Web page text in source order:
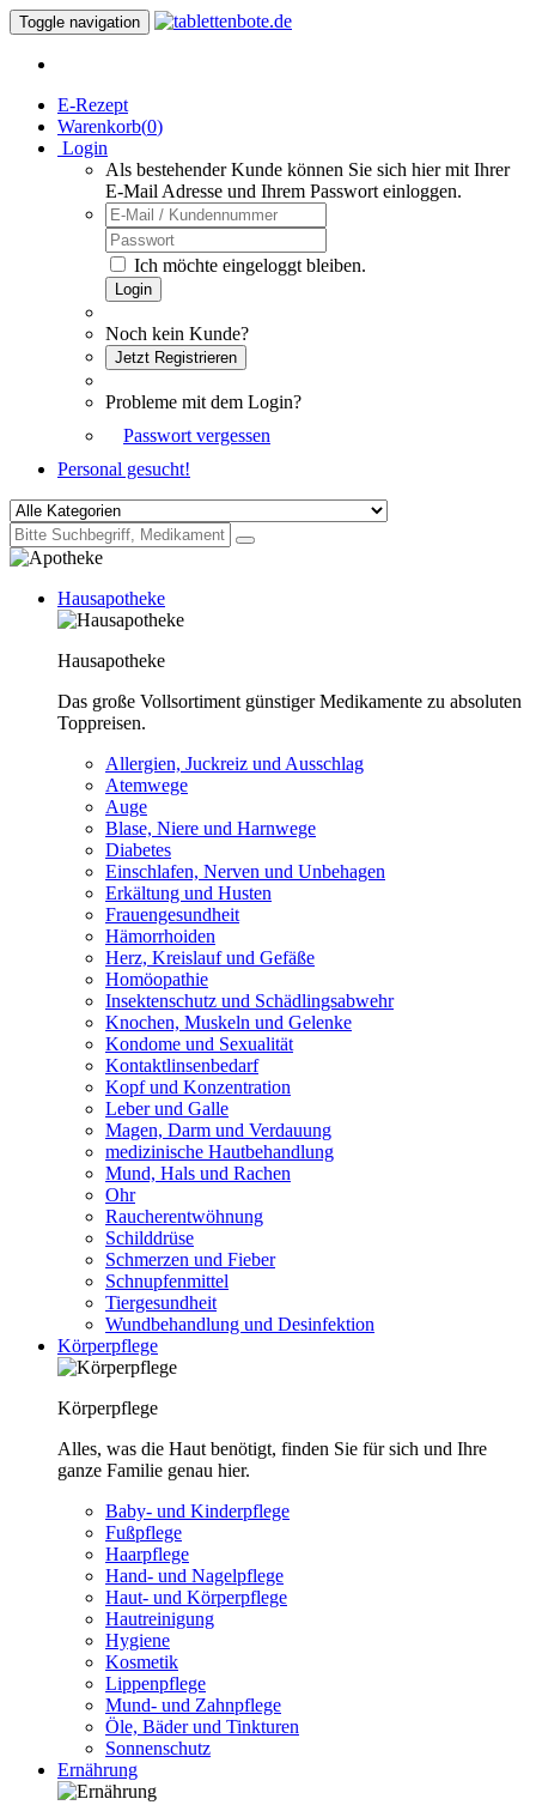
Toggle navigation
E-Rezept
Warenkorb(0)
Login
Als bestehender Kunde können Sie sich hier mit Ihrer
E-Mail Adresse und Ihrem Passwort einloggen.
Ich möchte eingeloggt bleiben.
Login
Noch kein Kunde?
Jetzt Registrieren
Probleme mit dem Login?
Passwort vergessen
Personal gesucht!
Hausapotheke
Hausapotheke
Das große Vollsortiment günstiger Medikamente zu absoluten
Toppreisen.
Allergien, Juckreiz und Ausschlag
Atemwege
Auge
Blase, Niere und Harnwege
Diabetes
Einschlafen, Nerven und Unbehagen
Erkältung und Husten
Frauengesundheit
Hämorrhoiden
Herz, Kreislauf und Gefäße
Homöopathie
Insektenschutz und Schädlingsabwehr
Knochen, Muskeln und Gelenke
Kondome und Sexualität
Kontaktlinsenbedarf
Kopf und Konzentration
Leber und Galle
Magen, Darm und Verdauung
medizinische Hautbehandlung
Mund, Hals und Rachen
Ohr
Raucherentwöhnung
Schilddrüse
Schmerzen und Fieber
Schnupfenmittel
Tiergesundheit
Wundbehandlung und Desinfektion
Körperpflege
Körperpflege
Alles, was die Haut benötigt, finden Sie für sich und Ihre
ganze Familie genau hier.
Baby- und Kinderpflege
Fußpflege
Haarpflege
Hand- und Nagelpflege
Haut- und Körperpflege
Hautreinigung
Hygiene
Kosmetik
Lippenpflege
Mund- und Zahnpflege
Öle, Bäder und Tinkturen
Sonnenschutz
Ernährung